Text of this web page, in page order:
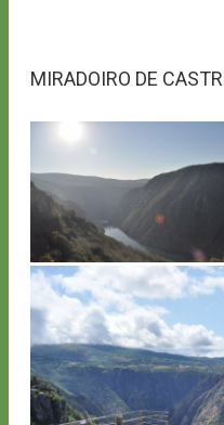
MIRADOIRO DE